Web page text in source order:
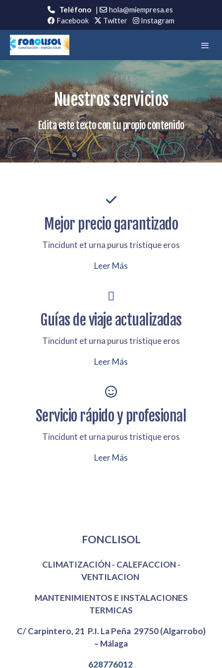
Teléfono|
hola@miempresa.es
Facebook
Twitter Instagram
Nuestros servicios
Edita este texto con tu propio contenido
Mejor precio garantizado
Tincidunt et urna purus tristique eros
Leer Más
Guías de viaje actualizadas
Tincidunt et urna purus tristique eros
Leer Más
Servicio rápido y profesional
Tincidunt et urna purus tristique eros
Leer Más
FONCLISOL
CLIMATIZACIÓN - CALEFACCION -
VENTILACION
MANTENIMIENTOS E INSTALACIONES
TERMICAS
C/ Carpintero, 21 P.I. La Peña 29750 (Algarrobo)
– Málaga
628776012